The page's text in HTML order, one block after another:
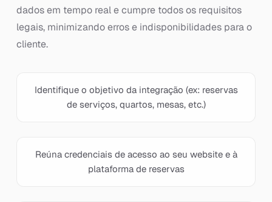
dados em tempo real e cumpre todos os requisitos
legais, minimizando erros e indisponibilidades para o
cliente.
Identifique o objetivo da integração (ex: reservas
de serviços, quartos, mesas, etc.)
Reúna credenciais de acesso ao seu website e à
plataforma de reservas